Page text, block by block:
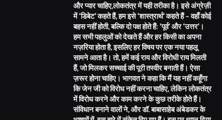
और प्यार चाहिए,लोकतंत्र में यही तरीका है। इसे अंग्रेज़ी
में ‘डिबेट’ कहते हैं, हम इसे ‘शास्त्रार्थ’ कहते हैं – वहाँ कोई
बहस नहीं होती, बल्कि दो पक्ष होते हैं: ‘पूर्व’ और ‘उत्तर’।
हम सभी पहलुओं को देखते हैं और हर किसी का अपना
नज़रिया होता है, इसलिए हर विषय पर एक नया पहलू
सामने आता है। तो, हमें कई राय और विरोधी राय मिलती
हैं, जो मिलकर सच्चाई की पूरी तस्वीर बनाती हैं। ऐसा
ज़रूर होना चाहिए। भागवत ने कहा कि मैं यह नहीं कहूँगा
कि जेन जी को विरोध नहीं करना चाहिए, लेकिन लोकतंत्र
में विरोध करने और काम करने के कुछ तरीके होते हैं।
संविधान बनाने वालों ने, और डॉ. बाबासाहेब अंबेडकर के